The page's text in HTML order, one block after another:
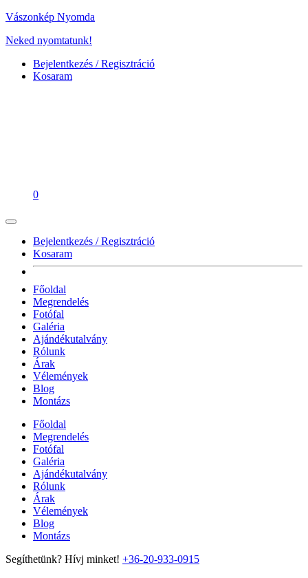
Vászonkép Nyomda
Neked nyomtatunk!
Bejelentkezés / Regisztráció
Kosaram
0
Bejelentkezés / Regisztráció
Kosaram
Főoldal
Megrendelés
Fotófal
Galéria
Ajándékutalvány
Rólunk
Árak
Vélemények
Blog
Montázs
Főoldal
Megrendelés
Fotófal
Galéria
Ajándékutalvány
Rólunk
Árak
Vélemények
Blog
Montázs
Segíthetünk? Hívj minket! +36-20-933-0915